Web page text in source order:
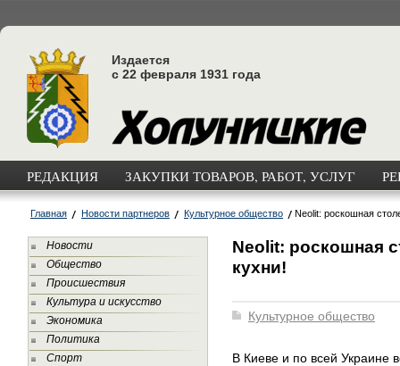
Издается
с 22 февраля 1931 года
РЕДАКЦИЯ ЗАКУПКИ ТОВАРОВ, РАБОТ, УСЛУГ
Главная Новости партнеров Культурное общество Neolit: роскошная
Новости
Общество
Происшествия
Культура и искусство
Экономика
Политика
Спорт
Neolit: роскошная
кухни!
Культурное общество
В Киеве и по всей Украине